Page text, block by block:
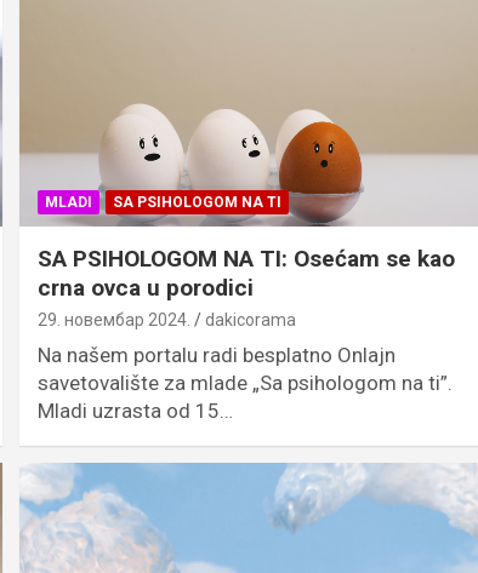
MLADI SA PSIHOLOGOM NA TI
SA PSIHOLOGOM NA TI: Osećam se kao
crna ovca u porodici
29. новембар 2024. dakicorama
Na našem portalu radi besplatno Onlajn
savetovalište za mlade „Sa psihologom na ti”.
Mladi uzrasta od 15…